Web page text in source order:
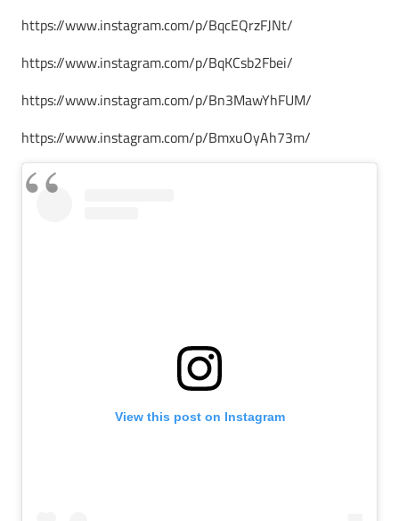
https://www.instagram.com/p/BqcEQrzFJNt/
https://www.instagram.com/p/BqKCsb2Fbei/
https://www.instagram.com/p/Bn3MawYhFUM/
https://www.instagram.com/p/BmxuOyAh73m/
View this post on Instagram